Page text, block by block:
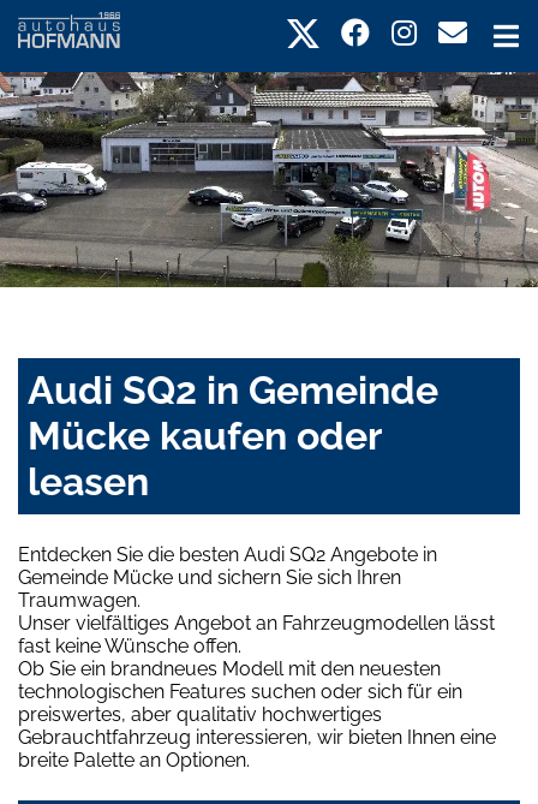
Audi SQ2 in Gemeinde
Mücke kaufen oder
leasen
Entdecken Sie die besten Audi SQ2 Angebote in
Gemeinde Mücke und sichern Sie sich Ihren
Traumwagen.
Unser vielfältiges Angebot an Fahrzeugmodellen lässt
fast keine Wünsche offen.
Ob Sie ein brandneues Modell mit den neuesten
technologischen Features suchen oder sich für ein
preiswertes, aber qualitativ hochwertiges
Gebrauchtfahrzeug interessieren, wir bieten Ihnen eine
breite Palette an Optionen.